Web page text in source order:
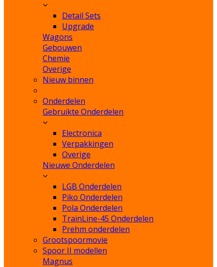
Detail Sets
Upgrade
Wagons
Gebouwen
Chemie
Overige
Nieuw binnen
Onderdelen
Gebruikte Onderdelen
Electronica
Verpakkingen
Overige
Nieuwe Onderdelen
LGB Onderdelen
Piko Onderdelen
Pola Onderdelen
TrainLine-45 Onderdelen
Prehm onderdelen
Grootspoormovie
Spoor II modellen
Magnus